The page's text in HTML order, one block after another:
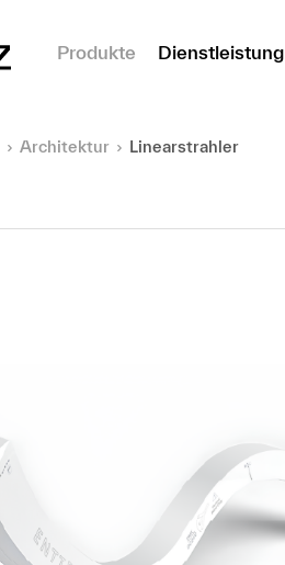
Produkte
Dienstleistung
Architektur Linearstrahler